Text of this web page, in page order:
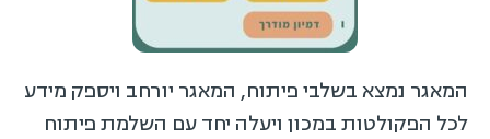
המאגר נמצא בשלבי פיתוח, המאגר יורחב ויספק מידע
לכל הפקולטות במכון ויעלה יחד עם השלמת פיתוח